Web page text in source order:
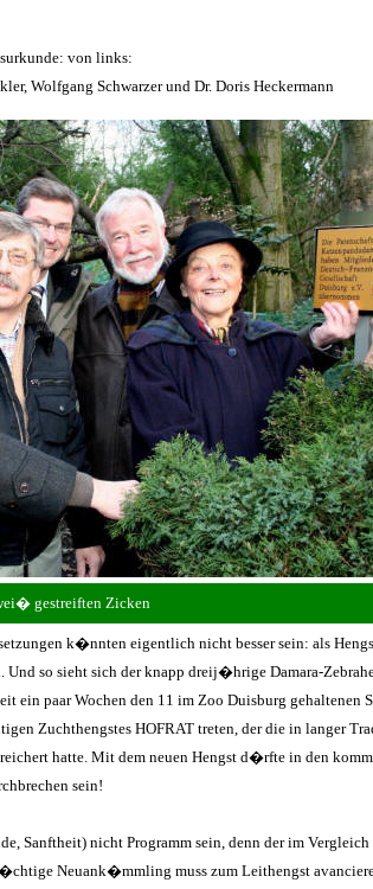
von links:
Wolfgang Schwarzer und Dr. Doris Heckermann
gestreiften Zicken
k�nnten eigentlich nicht besser sein: als
so sieht sich der knapp dreij�hrige Damara-
ein paar Wochen den 11 im Zoo Duisburg gehaltenen
Zuchthengstes HOFRAT treten, der die in langer
hatte. Mit dem neuen Hengst d�rfte in den
sein!
Sanftheit) nicht Programm sein, denn der im Vergleich
Neuank�mmling muss zum Leithengst